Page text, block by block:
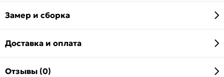
Замер и сборка
Доставка и оплата
Отзывы (0)